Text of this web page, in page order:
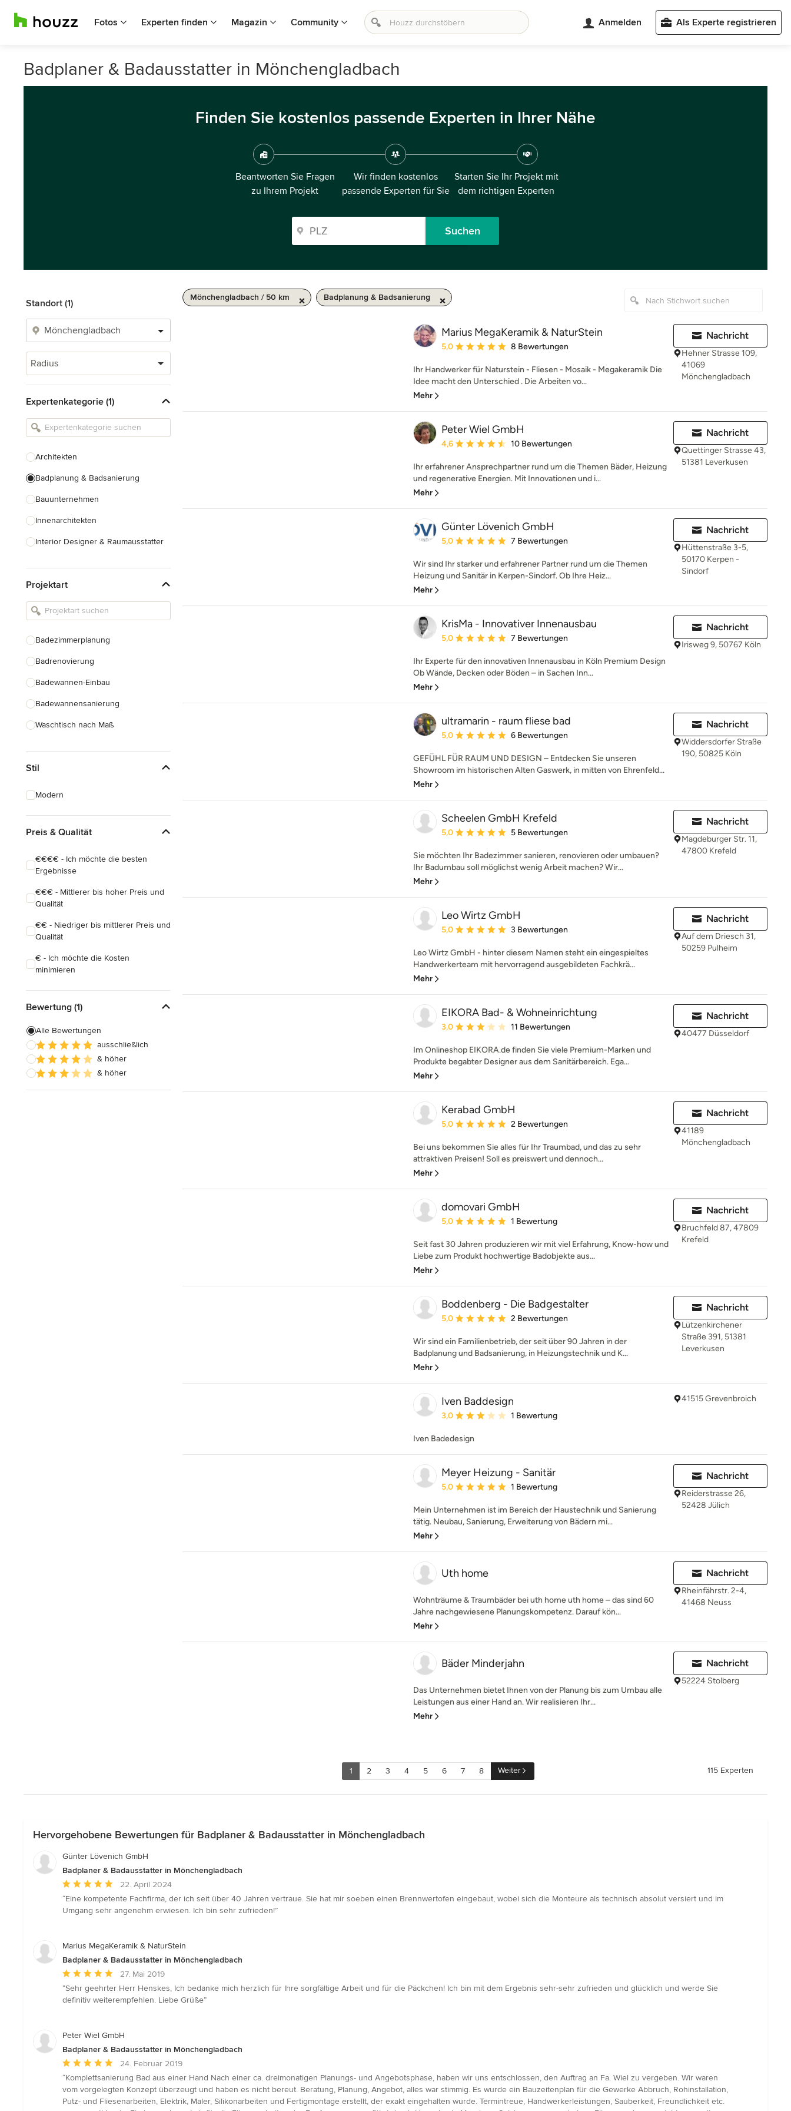
Fotos Experten finden Magazin Community Anmelden Als Experte registrieren
Badplaner & Badausstatter in Mönchengladbach
Finden Sie kostenlos passende Experten in Ihrer Nähe
Beantworten Sie Fragen
zu Ihrem Projekt
Wir finden kostenlos
passende Experten für Sie
Starten Sie Ihr Projekt mit
dem richtigen Experten
Suchen
Standort (1)
Radius
Expertenkategorie (1)
Architekten
Badplanung & Badsanierung
Bauunternehmen
Innenarchitekten
Interior Designer & Raumausstatter
Landschaftsarchitekten
Armaturen & Sanitärbedarf
Einbauschränke
Projektart
Badezimmerplanung
Badrenovierung
Badewannen-Einbau
Badewannensanierung
Waschtisch nach Maß
Gäste-WC Renovierung
Alle anzeigen
Stil
Modern
Preis & Qualität
€€€€ - Ich möchte die besten
Ergebnisse
€€€ - Mittlerer bis hoher Preis und
Qualität
€€ - Niedriger bis mittlerer Preis und
Qualität
€ - Ich möchte die Kosten
minimieren
Bewertung (1)
Alle Bewertungen
ausschließlich
& höher
& höher
Mönchengladbach / 50 km Badplanung & Badsanierung
Marius MegaKeramik & NaturStein
Durchschnittliche Bewertung: 5 von 5 Sternen
5,0 8 Bewertungen
Ihr Handwerker für Naturstein - Fliesen - Mosaik - Megakeramik Die
Idee macht den Unterschied . Die Arbeiten vo...
Mehr
Nachricht
Hehner Strasse 109,
41069
Mönchengladbach
Peter Wiel GmbH
Durchschnittliche Bewertung: 4.6 von 5 Sternen
4,6 10 Bewertungen
Ihr erfahrener Ansprechpartner rund um die Themen Bäder, Heizung
und regenerative Energien. Mit Innovationen und i...
Mehr
Nachricht
Quettinger Strasse 43,
51381 Leverkusen
Günter Lövenich GmbH
Durchschnittliche Bewertung: 5 von 5 Sternen
5,0 7 Bewertungen
Wir sind Ihr starker und erfahrener Partner rund um die Themen
Heizung und Sanitär in Kerpen-Sindorf. Ob Ihre Heiz...
Mehr
Nachricht
Hüttenstraße 3-5,
50170 Kerpen -
Sindorf
KrisMa - Innovativer Innenausbau
Durchschnittliche Bewertung: 5 von 5 Sternen
5,0 7 Bewertungen
Ihr Experte für den innovativen Innenausbau in Köln Premium Design
Ob Wände, Decken oder Böden – in Sachen Inn...
Mehr
Nachricht
Irisweg 9, 50767 Köln
ultramarin - raum fliese bad
Durchschnittliche Bewertung: 5 von 5 Sternen
5,0 6 Bewertungen
GEFÜHL FÜR RAUM UND DESIGN – Entdecken Sie unseren
Showroom im historischen Alten Gaswerk, in mitten von Ehrenfeld...
Mehr
Nachricht
Widdersdorfer Straße
190, 50825 Köln
Scheelen GmbH Krefeld
Durchschnittliche Bewertung: 5 von 5 Sternen
5,0 5 Bewertungen
Sie möchten Ihr Badezimmer sanieren, renovieren oder umbauen?
Ihr Badumbau soll möglichst wenig Arbeit machen? Wir...
Mehr
Nachricht
Magdeburger Str. 11,
47800 Krefeld
Leo Wirtz GmbH
Durchschnittliche Bewertung: 5 von 5 Sternen
5,0 3 Bewertungen
Leo Wirtz GmbH - hinter diesem Namen steht ein eingespieltes
Handwerkerteam mit hervorragend ausgebildeten Fachkrä...
Mehr
Nachricht
Auf dem Driesch 31,
50259 Pulheim
EIKORA Bad- & Wohneinrichtung
Durchschnittliche Bewertung: 3 von 5 Sternen
3,0 11 Bewertungen
Im Onlineshop EIKORA.de finden Sie viele Premium-Marken und
Produkte begabter Designer aus dem Sanitärbereich. Ega...
Mehr
Nachricht
40477 Düsseldorf
Kerabad GmbH
Durchschnittliche Bewertung: 5 von 5 Sternen
5,0 2 Bewertungen
Bei uns bekommen Sie alles für Ihr Traumbad, und das zu sehr
attraktiven Preisen! Soll es preiswert und dennoch...
Mehr
Nachricht
41189
Mönchengladbach
domovari GmbH
Durchschnittliche Bewertung: 5 von 5 Sternen
5,0 1 Bewertung
Seit fast 30 Jahren produzieren wir mit viel Erfahrung, Know-how und
Liebe zum Produkt hochwertige Badobjekte aus...
Mehr
Nachricht
Bruchfeld 87, 47809
Krefeld
Boddenberg - Die Badgestalter
Durchschnittliche Bewertung: 5 von 5 Sternen
5,0 2 Bewertungen
Wir sind ein Familienbetrieb, der seit über 90 Jahren in der
Badplanung und Badsanierung, in Heizungstechnik und K...
Mehr
Nachricht
Lützenkirchener
Straße 391, 51381
Leverkusen
Iven Baddesign
Durchschnittliche Bewertung: 3 von 5 Sternen
3,0 1 Bewertung
Iven Badedesign
41515 Grevenbroich
Meyer Heizung - Sanitär
Durchschnittliche Bewertung: 5 von 5 Sternen
5,0 1 Bewertung
Mein Unternehmen ist im Bereich der Haustechnik und Sanierung
tätig. Neubau, Sanierung, Erweiterung von Bädern mi...
Mehr
Nachricht
Reiderstrasse 26,
52428 Jülich
Uth home
Wohnträume & Traumbäder bei uth home uth home – das sind 60
Jahre nachgewiesene Planungskompetenz. Darauf kön...
Mehr
Nachricht
Rheinfährstr. 2-4,
41468 Neuss
Bäder Minderjahn
Das Unternehmen bietet Ihnen von der Planung bis zum Umbau alle
Leistungen aus einer Hand an. Wir realisieren Ihr...
Mehr
Nachricht
52224 Stolberg
1 2 3 4 5 6 7 8 Weiter 115 Experten
Hervorgehobene Bewertungen für Badplaner & Badausstatter in Mönchengladbach
Günter Lövenich GmbH
Badplaner & Badausstatter in Mönchengladbach
Durchschnittliche
Bewertung:
5
Sternen
22. April 2024
“Eine kompetente Fachfirma, der ich seit über 40 Jahren vertraue. Sie hat mir soeben einen Brennwertofen eingebaut, wobei sich die Monteure als technisch absolut versiert und im
Umgang sehr angenehm erwiesen. Ich bin sehr zufrieden!”
Marius MegaKeramik & NaturStein
Badplaner & Badausstatter in Mönchengladbach
Durchschnittliche
Bewertung:
5
Sternen
27. Mai 2019
“Sehr geehrter Herr Henskes, Ich bedanke mich herzlich für Ihre sorgfältige Arbeit und für die Päckchen! Ich bin mit dem Ergebnis sehr-sehr zufrieden und glücklich und werde Sie
definitiv weiterempfehlen. Liebe Grüße”
Peter Wiel GmbH
Badplaner & Badausstatter in Mönchengladbach
Durchschnittliche
Bewertung:
5
von
24. Februar 2019
“Komplettsanierung Bad aus einer Hand Nach einer ca. dreimonatigen Planungs- und Angebotsphase, haben wir uns entschlossen, den Auftrag an Fa. Wiel zu vergeben. Wir waren
vom vorgelegten Konzept überzeugt und haben es nicht bereut. Beratung, Planung, Angebot, alles war stimmig. Es wurde ein Bauzeitenplan für die Gewerke Abbruch, Rohinstallation,
Putz- und Fliesenarbeiten, Elektrik, Maler, Silikonarbeiten und Fertigmontage erstellt, der exakt eingehalten wurde. Termintreue, Handwerkerleistungen, Sauberkeit, Freundlichkeit etc.